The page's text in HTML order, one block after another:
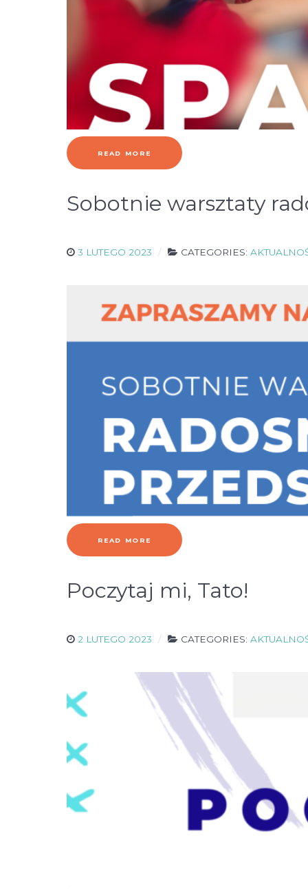
READ MORE
Sobotnie warsztaty
3 LUTEGO 2023 CATEGORIES:
READ MORE
Poczytaj mi, Tato!
2 LUTEGO 2023 CATEGORIES: